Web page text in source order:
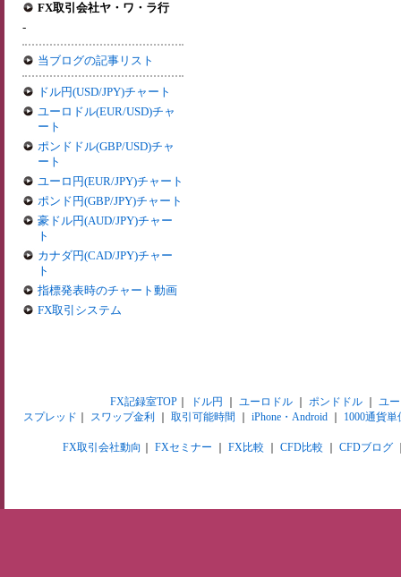
FX取引会社ヤ・ワ・ラ行
-
当ブログの記事リスト
ドル円(USD/JPY)チャート
ユーロドル(EUR/USD)チャ
ート
ポンドドル(GBP/USD)チャ
ート
ユーロ円(EUR/JPY)チャート
ポンド円(GBP/JPY)チャート
豪ドル円(AUD/JPY)チャー
ト
カナダ円(CAD/JPY)チャー
ト
指標発表時のチャート動画
FX取引システム
FX記録室TOP｜ ドル円 ユーロドル｜ ポンドドル｜ ユ
スプレッド
スワップ金利 取引可能時間 iPhone・Android 1000通貨単
FX取引会社動向 FXセミナー FX比較 CFD比較 CFDブログ